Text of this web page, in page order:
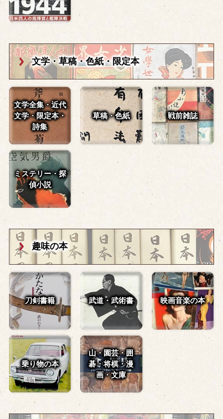
文学・草稿・色紙・限定本
文学全集・近代
文学・ 限定本・
詩集
草稿・色紙 戦前雑誌
ミステリー・探
偵小説
趣味の本
刀剣書籍 武道・武術書 映画音楽の本
乗り物の本
山・園芸・囲
碁・将棋・漫
画・文庫